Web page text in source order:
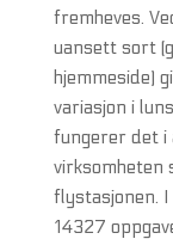
fremheves.
uansett sort
hjemmeside)
variasjon i
fungerer det i
virksomheten
flystasjonen.
14327